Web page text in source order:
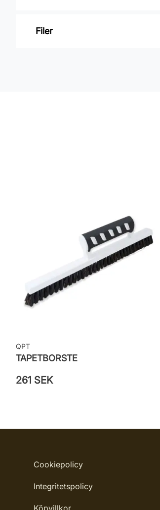
Varumärke: Boråstapeter
Filer
QPT
TAPETBORSTE
261 SEK
Cookiepolicy
Integritetspolicy
Köpvillkor